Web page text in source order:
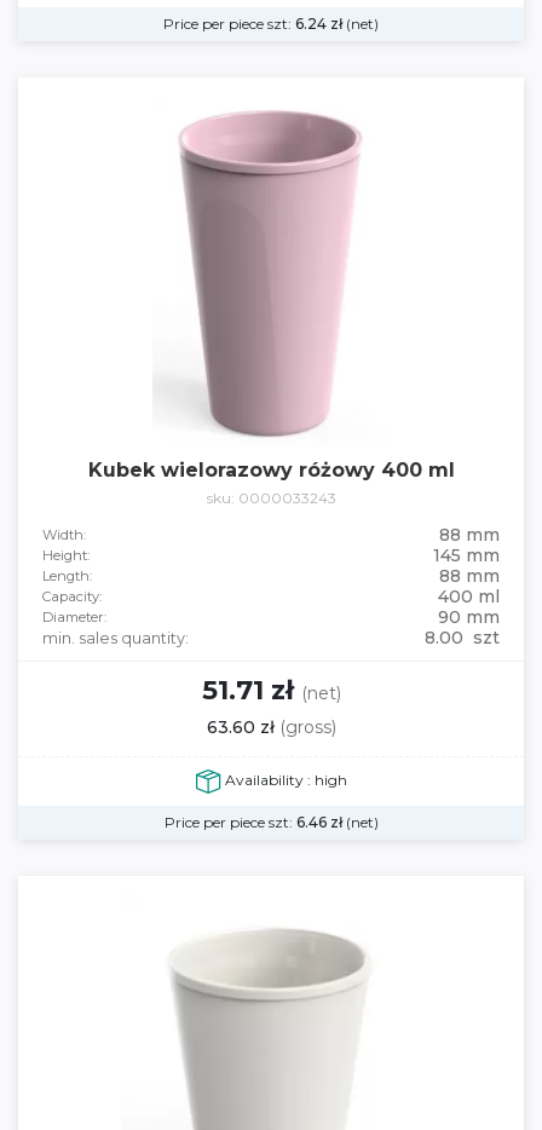
Price per piece szt: 6.24 zł(net)
Kubek wielorazowy różowy 400 ml
sku: 0000033243
Width: 88 mm
Height: 145 mm
Length: 88 mm
Capacity: 400 ml
Diameter: 90 mm
min. sales quantity: 8.00 szt
51.71 zł (net)
63.60 zł (gross)
Availability : high
Price per piece szt: 6.46 zł(net)